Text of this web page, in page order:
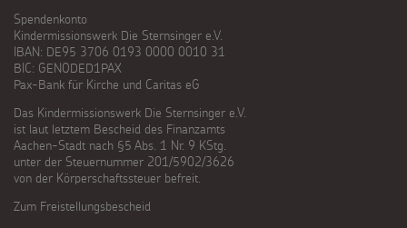
Spendenkonto
Kindermissionswerk Die Sternsinger e.V.
IBAN: DE95 3706 0193 0000 0010 31
BIC: GENODED1PAX
Pax-Bank für Kirche und Caritas eG
Das Kindermissionswerk Die Sternsinger e.V.
ist laut letztem Bescheid des Finanzamts
Aachen-Stadt nach §5 Abs. 1 Nr. 9 KStg.
unter der Steuernummer 201/5902/3626
von der Körperschaftssteuer befreit.
Zum Freistellungsbescheid